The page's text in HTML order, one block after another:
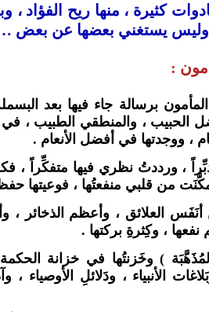
كثيرة ، منها ريح الفؤاد
، وليس يستغني بعضها عن بعض
:
برسالة جاء فيها بعد
الحبيب ، والمنطقي الطبيب ، في
، ووجدتها في أفضل الأنعام .
، ورددتُ نظري فيها متفكِّراً ،
من قلبي منفعتُها ، فوعيتها
أنَفَس العلائق ، وأعظم الذخائر
، وكِثرةِ بركتها .
) وخَزنتُها في خزانة
الأنبياء ، ودَلائلِ